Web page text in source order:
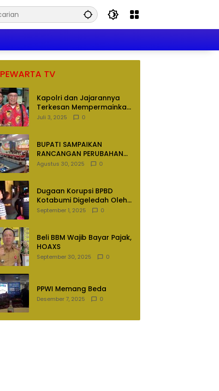
PEWARTA TV
Kapolri dan Jajarannya
Terkesan Mempermainkan
Hukum
Juli 3, 2025 0
BUPATI SAMPAIKAN
RANCANGAN PERUBAHAN
APBD TAHUN ANGGARAN
Agustus 30, 2025 0
Dugaan Korupsi BPBD
Kotabumi Digeledah Oleh
Tim Penyidik Polres
September 1, 2025 0
Beli BBM Wajib Bayar Pajak,
HOAXS
September 30, 2025 0
PPWI Memang Beda
Desember 7, 2025 0